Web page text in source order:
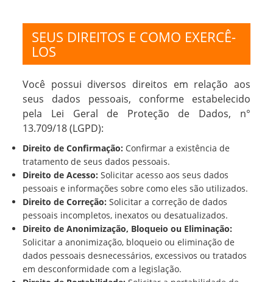
SEUS DIREITOS E COMO EXERCÊ-
LOS
Você possui diversos direitos em relação aos
seus dados pessoais, conforme estabelecido
pela Lei Geral de Proteção de Dados, n°
13.709/18 (LGPD):
Direito de Confirmação: Confirmar a existência de
tratamento de seus dados pessoais.
Direito de Acesso:Solicitar acesso aos seus dados
pessoais e informações sobre como eles são utilizados.
Direito de Correção:Solicitar a correção de dados
pessoais incompletos, inexatos ou desatualizados.
Direito de Anonimização, Bloqueio ou Eliminação:
Solicitar a anonimização, bloqueio ou eliminação de
dados pessoais desnecessários, excessivos ou tratados
em desconformidade com a legislação.